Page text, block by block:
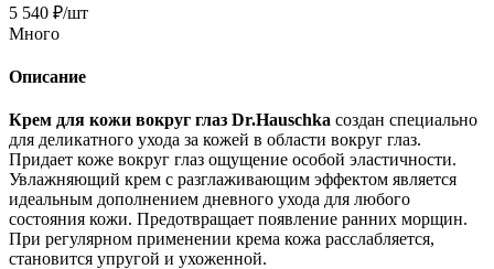
5 540 ₽/шт
Много
Описание
Крем для кожи вокруг глаз Dr.Hauschka создан специально
для деликатного ухода за кожей в области вокруг глаз.
Придает коже вокруг глаз ощущение особой эластичности.
Увлажняющий крем с разглаживающим эффектом является
идеальным дополнением дневного ухода для любого
состояния кожи. Предотвращает появление ранних морщин.
При регулярном применении крема кожа расслабляется,
становится упругой и ухоженной.